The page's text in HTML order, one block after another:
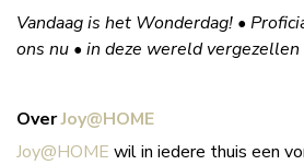
Vandaag is het Wonderdag! •
ons nu • in deze wereld vergezellen
OverJoy@HOME
Joy@HOME wil in iedere thuis een